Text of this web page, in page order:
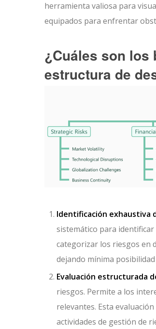
herramienta valiosa para
equipados para enfrentar
¿Cuáles son los
estructura de
Identificación exhaustiva
sistemático para
categorizar los riesgos en
dejando mínima
Evaluación estructurada
riesgos. Permite a los
relevantes. Esta
actividades de gestión de